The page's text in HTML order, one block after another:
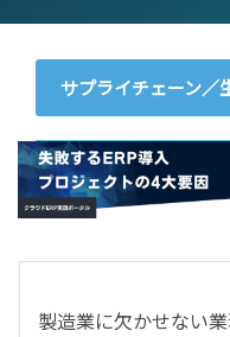
サプライチェーン／
ERP
会計
CRM／営業支援／E
製造業に欠かせない